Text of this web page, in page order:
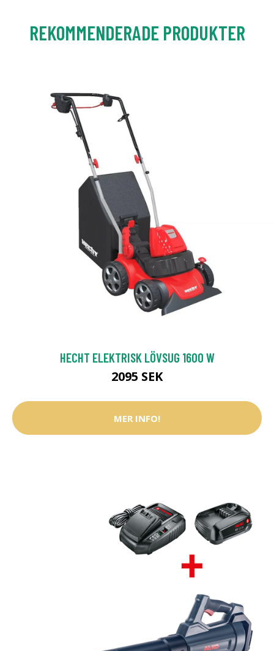
REKOMMENDERADE PRODUKTER
HECHT ELEKTRISK LÖVSUG 1600 W
2095 SEK
MER INFO!